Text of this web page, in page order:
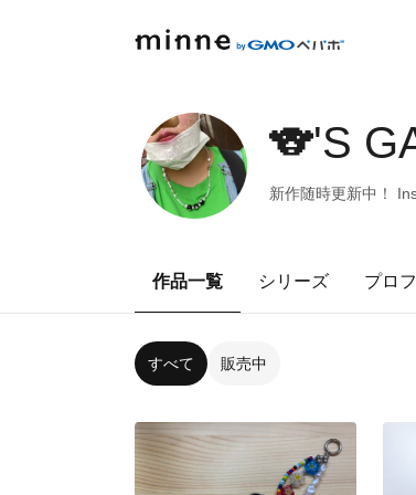
🐨'S
新作随時更新中！
作品一覧 シリーズ プロ
すべて 販売中